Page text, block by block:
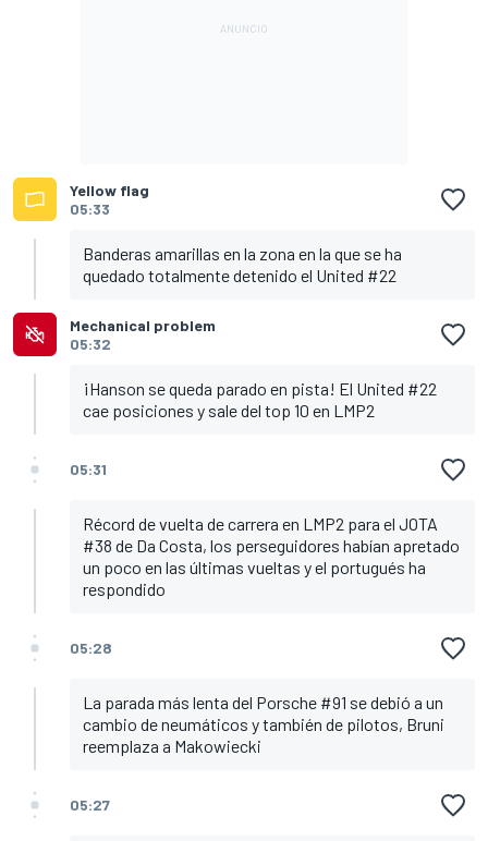
Yellow flag
05:33
Banderas amarillas en la zona en la que se ha
quedado totalmente detenido el United #22
Mechanical problem
05:32
¡Hanson se queda parado en pista! El United #22
cae posiciones y sale del top 10 en LMP2
05:31
Récord de vuelta de carrera en LMP2 para el JOTA
#38 de Da Costa, los perseguidores habían apretado
un poco en las últimas vueltas y el portugués ha
respondido
05:28
La parada más lenta del Porsche #91 se debió a un
cambio de neumáticos y también de pilotos, Bruni
reemplaza a Makowiecki
05:27